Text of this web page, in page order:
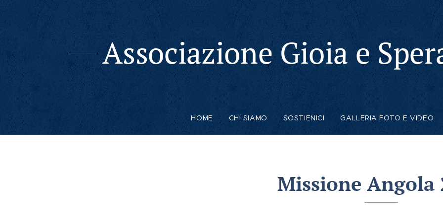
Associazione Gioia e
HOME CHI SIAMO SOSTIENICI GALLERIA FOTO E VIDEO
Missione Angola